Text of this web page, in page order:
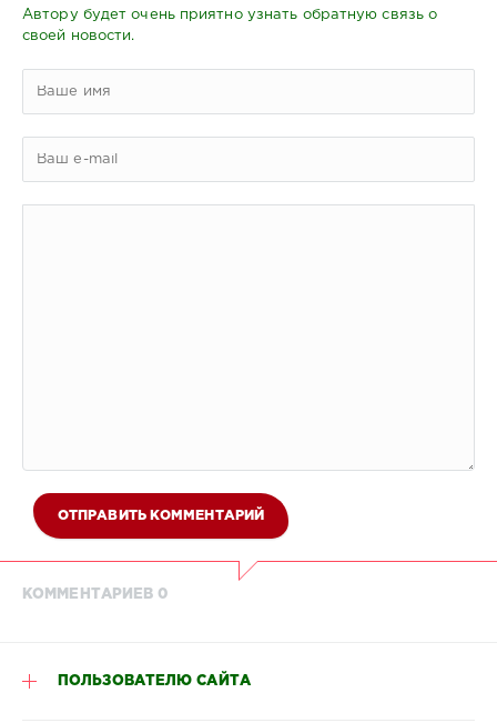
Автору будет очень приятно узнать обратную связь о
своей новости.
ОТПРАВИТЬ КОММЕНТАРИЙ
КОММЕНТАРИЕВ 0
ПОЛЬЗОВАТЕЛЮ САЙТА